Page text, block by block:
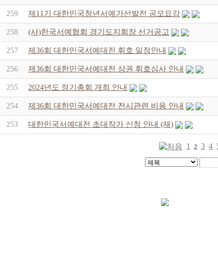
259 제11기 대한민국청년서예가선발전 공모요강
258 (사)한국서예협회 경기도지회장 선거공고
257 제36회 대한민국서예대전 휘호 일정안내
256 제36회 대한민국서예대전 상권 휘호심사 안내
255 2024년도 정기총회 개최 안내
254 제36회 대한민국서예대전 전시관련 비용 안내
253 대한민국서예대전 초대작가 신청 안내 (재)
1 2 3 4